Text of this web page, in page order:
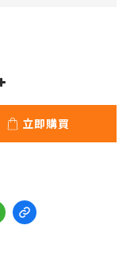
立即購買